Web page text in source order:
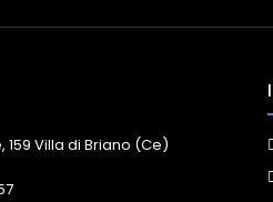
159 Villa di Briano (Ce)